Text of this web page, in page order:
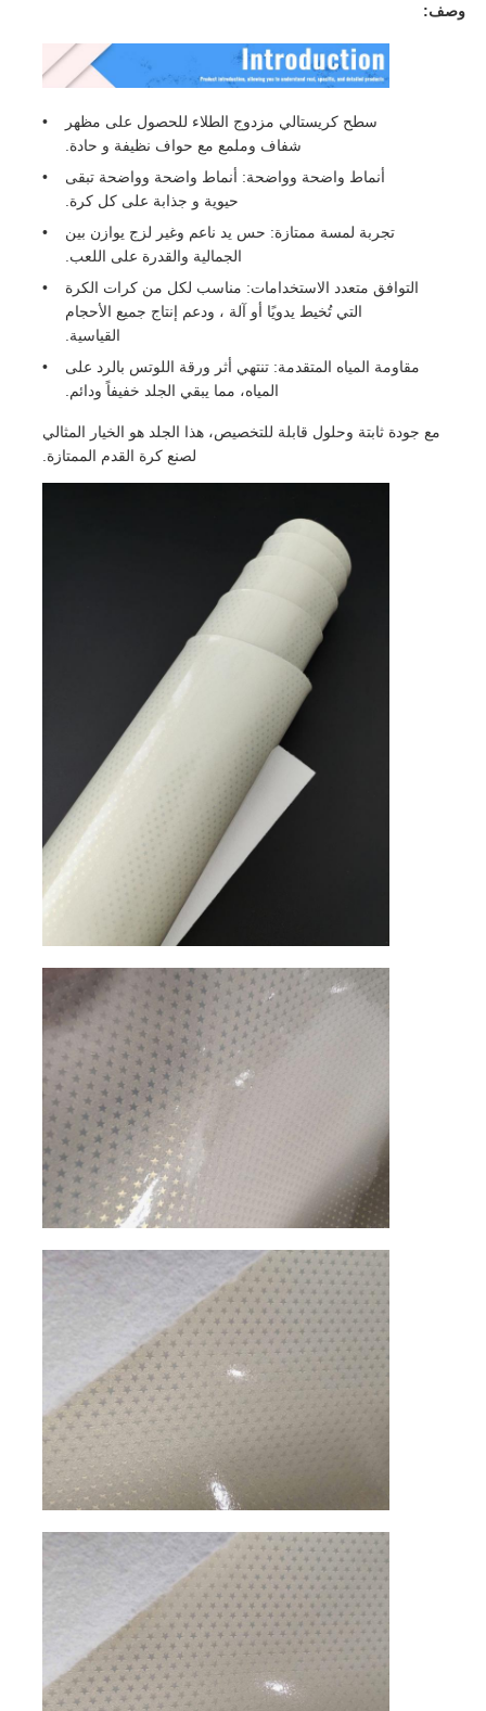
الصفحة الرئيسية
اتصل بنا
خامة جلد الأريكة
المواد الجلدية البلاستيكية
مادة جلد صديقة للبيئة
الجلد المصنوع من الألياف الصغيرة
مادة الجلد PU
مواد أحذية السلامة
وصف:
سطح كريستالي مزدوج الطلاء للحصول على مظهر
شفاف وملمع مع حواف نظيفة و حادة.
أنماط واضحة وواضحة: أنماط واضحة وواضحة تبقى
حيوية و جذابة على كل كرة.
تجربة لمسة ممتازة: حس يد ناعم وغير لزج يوازن بين
الجمالية والقدرة على اللعب.
التوافق متعدد الاستخدامات: مناسب لكل من كرات الكرة
التي تُخيط يدويًا أو آلة ، ودعم إنتاج جميع الأحجام
القياسية.
مقاومة المياه المتقدمة: تنتهي أثر ورقة اللوتس بالرد على
المياه، مما يبقي الجلد خفيفاً ودائم.
مع جودة ثابتة وحلول قابلة للتخصيص، هذا الجلد هو الخيار المثالي
لصنع كرة القدم الممتازة.